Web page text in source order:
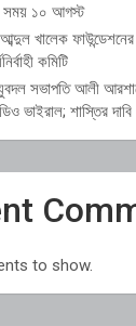
সময় ১০ আগস্ট
আব্দুল খালেক
কমিটি
সভাপতি আলী
ভাইরাল; শাস্তির দাবি
to show.